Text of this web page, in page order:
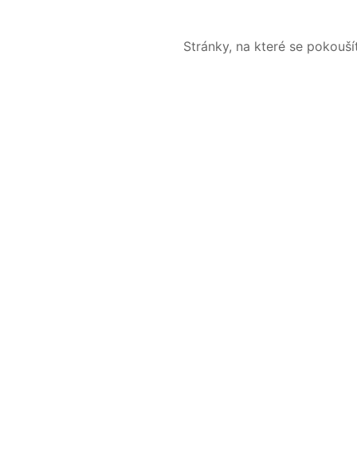
Stránky, na které se